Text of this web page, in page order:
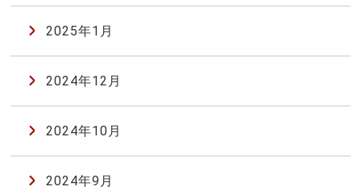
2025年1月
2024年12月
2024年10月
2024年9月